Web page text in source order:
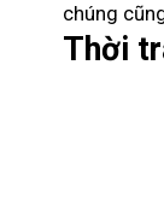
chúng
Thời